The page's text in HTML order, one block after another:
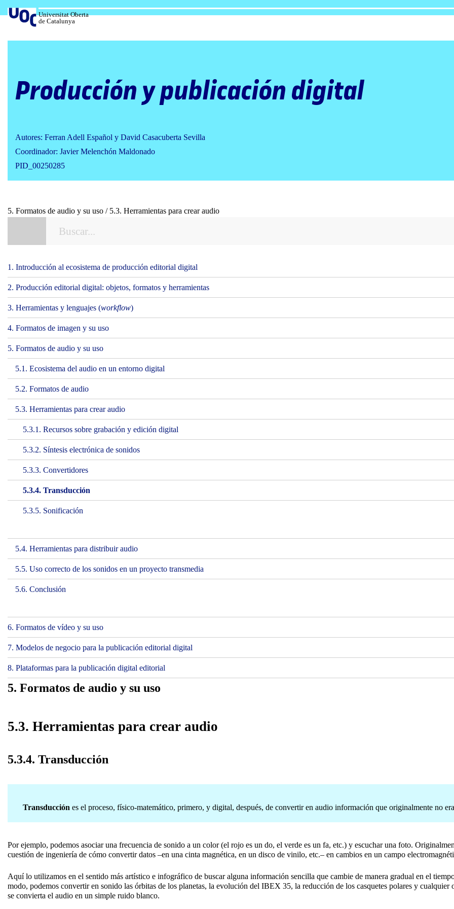
al
contenido
Universitat Oberta
de Catalunya
Producción y publicación digital
Autores: Ferran Adell Español y David Casacuberta Sevilla
Coordinador: Javier Melenchón Maldonado
PID_00250285
5. Formatos de audio y su uso / 5.3. Herramientas para crear audio
1. Introducción al ecosistema de producción editorial digital
2. Producción editorial digital: objetos, formatos y herramientas
3. Herramientas y lenguajes (workflow)
4. Formatos de imagen y su uso
5. Formatos de audio y su uso
5.1. Ecosistema del audio en un entorno digital
5.2. Formatos de audio
5.3. Herramientas para crear audio
5.3.1. Recursos sobre grabación y edición digital
5.3.2. Síntesis electrónica de sonidos
5.3.3. Convertidores
5.3.4. Transducción
5.3.5. Sonificación
5.4. Herramientas para distribuir audio
5.5. Uso correcto de los sonidos en un proyecto transmedia
5.6. Conclusión
6. Formatos de vídeo y su uso
7. Modelos de negocio para la publicación editorial digital
8. Plataformas para la publicación digital editorial
5. Formatos de audio y su uso
5.3. Herramientas para crear audio
5.3.4. Transducción
Transducción es el proceso, físico-matemático, primero, y digital, después, de convertir en audio información que originalmente no
Por ejemplo, podemos asociar una frecuencia de sonido a un color (el rojo es un do, el verde es un fa, etc.) y escuchar una foto.
cuestión de ingeniería de cómo convertir datos –en una cinta magnética, en un disco de vinilo, etc.– en cambios en un campo
Aquí lo utilizamos en el sentido más artístico e infográfico de buscar alguna información sencilla que cambie de manera gradual en el
modo, podemos convertir en sonido las órbitas de los planetas, la evolución del IBEX 35, la reducción de los casquetes polares y
se convierta el audio en un simple ruido blanco.